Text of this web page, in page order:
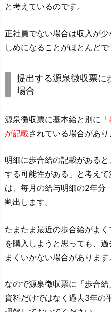
と考えているのです。
正社員でない場合は収入が
しめになることがほとんどで
提出する源泉徴収票に
場合
源泉徴収票に基本給と別に
が記載されている場合があり
明細に歩合給の記載がある
する可能性がある」と考え
は、毎月の給与明細の2年分
割出します。
たまたま最近の歩合給がよ
を購入しようと思っても、
まくいかない場合があります
なので源泉徴収票に「歩合
資料だけではなく過去3年の